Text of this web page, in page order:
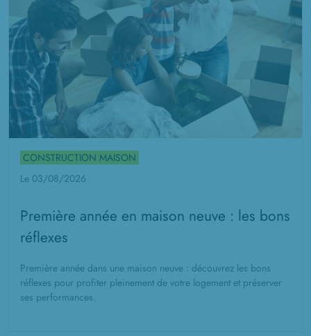
CONSTRUCTION MAISON
Le 03/08/2026
Première année en maison neuve : les bons
réflexes
Première année dans une maison neuve : découvrez les bons
réflexes pour profiter pleinement de votre logement et préserver
ses performances.